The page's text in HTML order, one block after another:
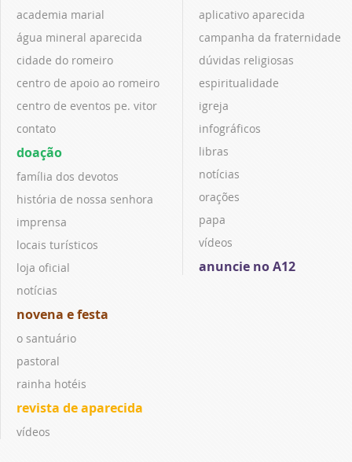
academia marial
água mineral aparecida
cidade do romeiro
centro de apoio ao romeiro
centro de eventos pe. vitor
contato
doação
família dos devotos
história de nossa senhora
imprensa
locais turísticos
loja oficial
notícias
novena e festa
o santuário
pastoral
rainha hotéis
revista de aparecida
vídeos
aplicativo aparecida
campanha da fraternidade
dúvidas religiosas
espiritualidade
igreja
infográficos
libras
notícias
orações
papa
vídeos
anuncie no A12